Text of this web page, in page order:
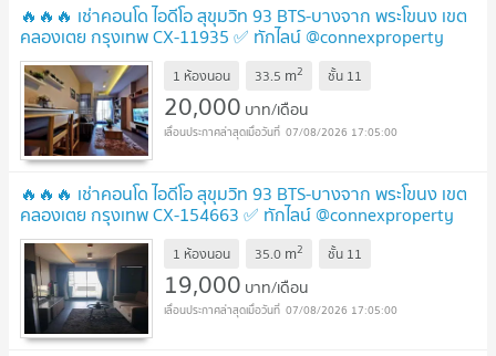
🔥🔥🔥 เช่าคอนโด ไอดีโอ สุขุมวิท 93 BTS-บางจาก พระโขนง เขต
คลองเตย กรุงเทพ CX-11935 ✅ ทักไลน์ @connexproperty
ตอบทันที ทีมงานมืออาชีพ ✅ 🔥🔥🔥
1 ห้องนอน 33.5 m2 ชั้น 11
20,000 บาท/เดือน
07/08/2026 17:05:00
🔥🔥🔥 เช่าคอนโด ไอดีโอ สุขุมวิท 93 BTS-บางจาก พระโขนง เขต
คลองเตย กรุงเทพ CX-154663 ✅ ทักไลน์ @connexproperty
ตอบทันที ทีมงานมืออาชีพ ✅ 🔥🔥🔥
1 ห้องนอน 35.0 m2 ชั้น 11
19,000 บาท/เดือน
07/08/2026 17:05:00